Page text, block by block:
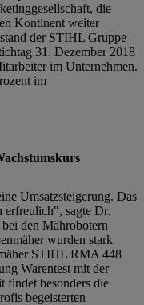
die
Kontinent weiter
der STIHL Gruppe
31. Dezember 2018
im Unternehmen.
im
Umsatzsteigerung. Das
erfreulich", sagte Dr.
den Mährobotern
wurden stark
STIHL RMA 448
Warentest mit der
findet besonders die
begeisterten